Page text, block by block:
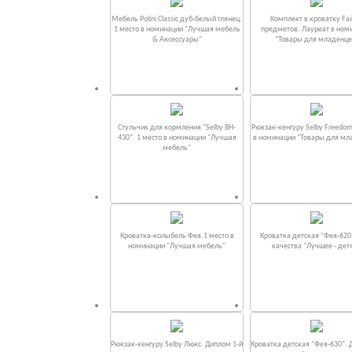
Мебель Polini Classic дуб-белый глянец.
1 место в номинации "Лучшая мебель
& Аксессуары"
Комплект в кроватку
предметов. Лауреат в
“Товары для
Стульчик для кормления "Selby BH-
430". 1 место в номинации "Лучшая
мебель"
Рюкзак-кенгуру Selby
в номинации “Товары для
Кроватка-колыбель Фея.1 место в
номинации "Лучшая мебель"
Кроватка детская "Фея-
качества "Лучшее -
Рюкзак-кенгуру Selby Люкс. Диплом 1-й
Кроватка детская "Фея-630".